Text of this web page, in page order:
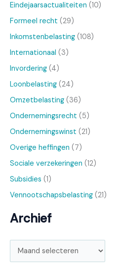
Eindejaarsactualiteiten (10)
Formeel recht (29)
Inkomstenbelasting (108)
Internationaal (3)
Invordering (4)
Loonbelasting (24)
Omzetbelasting (36)
Ondernemingsrecht (5)
Ondernemingswinst (21)
Overige heffingen (7)
Sociale verzekeringen (12)
Subsidies (1)
Vennootschapsbelasting (21)
Archief